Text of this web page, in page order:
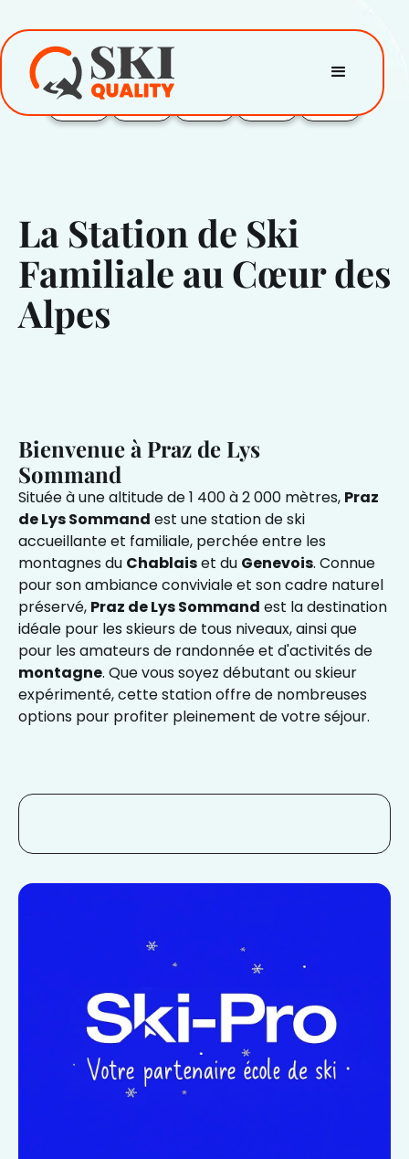
La Station de Ski
Familiale au Cœur des
Alpes
Bienvenue à Praz de Lys
Sommand
Située à une altitude de 1 400 à 2 000 mètres, Praz
de Lys Sommand est une station de ski
accueillante et familiale, perchée entre les
montagnes du Chablaiset du Genevois. Connue
pour son ambiance conviviale et son cadre naturel
préservé, Praz de Lys Sommand est la destination
idéale pour les skieurs de tous niveaux, ainsi que
pour les amateurs de randonnée et d'activités de
montagne. Que vous soyez débutant ou skieur
expérimenté, cette station offre de nombreuses
options pour profiter pleinement de votre séjour.